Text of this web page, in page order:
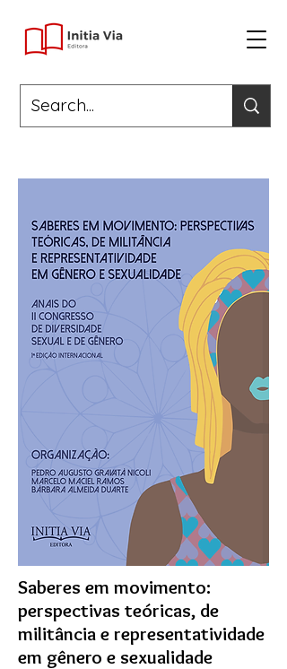
Saberes em movimento:
perspectivas teóricas, de
militância e representatividade
em gênero e sexualidade